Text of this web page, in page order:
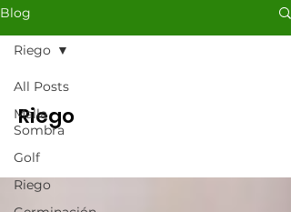
Blog
All Posts
Malla
Sombra
Golf
Riego
Riego
Riego